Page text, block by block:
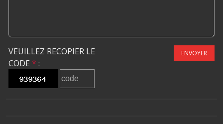
VEUILLEZ RECOPIER LE
CODE * :
ENVOYER